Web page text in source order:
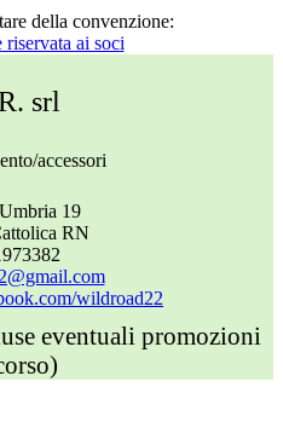
della convenzione:
ai soci
srl
accessori
19
RN
wildroad22
eventuali promozioni